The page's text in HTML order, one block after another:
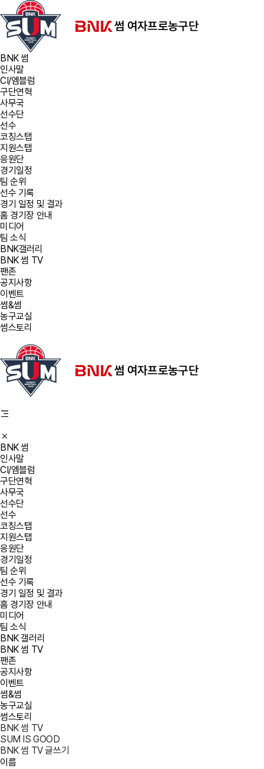
BNK 썸
인사말
CI/엠블럼
구단연혁
사무국
선수단
선수
코칭스탭
지원스탭
응원단
경기일정
팀 순위
선수 기록
경기 일정 및 결과
홈 경기장 안내
미디어
팀 소식
BNK갤러리
BNK 썸 TV
팬존
공지사항
이벤트
썸&썸
농구교실
썸스토리
BNK 썸
인사말
CI/엠블럼
구단연혁
사무국
선수단
선수
코칭스탭
지원스탭
응원단
경기일정
팀 순위
선수 기록
경기 일정 및 결과
홈 경기장 안내
미디어
팀 소식
BNK 갤러리
BNK 썸 TV
팬존
공지사항
이벤트
썸&썸
농구교실
썸스토리
BNK 썸 TV
SUM IS GOOD
BNK 썸 TV 글쓰기
이름